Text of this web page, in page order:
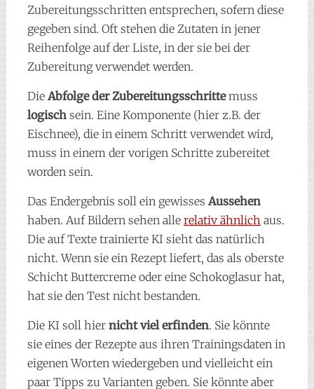
Zubereitungsschritten entsprechen, sofern diese
gegeben sind. Oft stehen die Zutaten in jener
Reihenfolge auf der Liste, in der sie bei der
Zubereitung verwendet werden.
Die Abfolge der Zubereitungsschrittemuss
logisch sein. Eine Komponente (hier z.B. der
Eischnee), die in einem Schritt verwendet wird,
muss in einem der vorigen Schritte zubereitet
worden sein.
Das Endergebnis soll ein gewisses Aussehen
haben. Auf Bildern sehen alle relativ ähnlich aus.
Die auf Texte trainierte KI sieht das natürlich
nicht. Wenn sie ein Rezept liefert, das als oberste
Schicht Buttercreme oder eine Schokoglasur hat,
hat sie den Test nicht bestanden.
Die KI soll hier nicht viel erfinden. Sie könnte
sie eines der Rezepte aus ihren Trainingsdaten in
eigenen Worten wiedergeben und vielleicht ein
paar Tipps zu Varianten geben. Sie könnte aber